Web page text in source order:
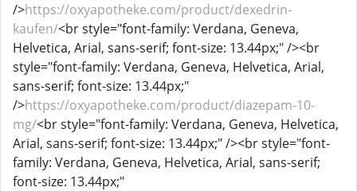
/>https://oxyapotheke.com/product/dexedrin-
kaufen/<br style="font-family: Verdana, Geneva,
Helvetica, Arial, sans-serif; font-size: 13.44px;" /><br
style="font-family: Verdana, Geneva, Helvetica, Arial,
sans-serif; font-size: 13.44px;"
/>https://oxyapotheke.com/product/diazepam-10-
mg/<br style="font-family: Verdana, Geneva, Helvetica,
Arial, sans-serif; font-size: 13.44px;" /><br style="font-
family: Verdana, Geneva, Helvetica, Arial, sans-serif;
font-size: 13.44px;"